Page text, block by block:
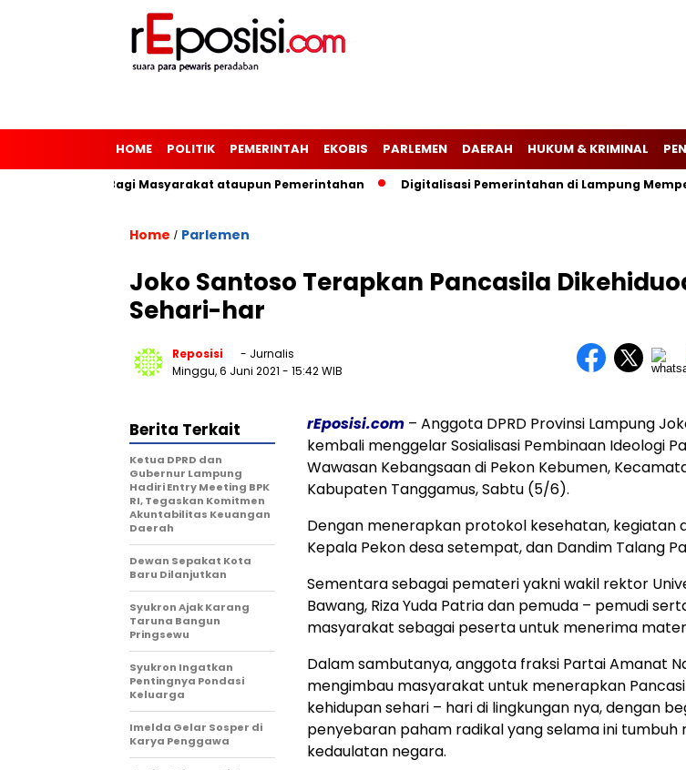
HOME POLITIK PEMERINTAH EKOBIS PARLEMEN DAERAH HUKUM & KRIMINAL
Pemerintah Bagi Masyarakat ataupun Pemerintahan Digitalisasi Pemerintahan di Lampung
Home / Parlemen
Joko Santoso Terapkan Pancasila
Sehari-har
Reposisi
- Jurnalis
Minggu, 6 Juni 2021 - 15:42 WIB
rEposisi.com – Anggota DPRD Provinsi Lampung
kembali menggelar Sosialisasi Pembinaan Ideologi
Wawasan Kebangsaan di Pekon Kebumen,
Kabupaten Tanggamus, Sabtu (5/6).
Dengan menerapkan protokol kesehatan, kegiatan
Kepala Pekon desa setempat, dan Dandim Talang
Sementara sebagai pemateri yakni wakil rektor
Bawang, Riza Yuda Patria dan pemuda – pemudi
masyarakat sebagai peserta untuk menerima
Dalam sambutanya, anggota fraksi Partai Amanat
mengimbau masyarakat untuk menerapkan
kehidupan sehari – hari di lingkungan nya, dengan
penyebaran paham radikal yang selama ini tumbuh
kedaulatan negara.
Berita Terkait
Ketua DPRD dan
Gubernur Lampung
Hadiri Entry Meeting BPK
RI, Tegaskan Komitmen
Akuntabilitas Keuangan
Daerah
Dewan Sepakat Kota
Baru Dilanjutkan
Syukron Ajak Karang
Taruna Bangun
Pringsewu
Syukron Ingatkan
Pentingnya Pondasi
Keluarga
Imelda Gelar Sosper di
Karya Penggawa